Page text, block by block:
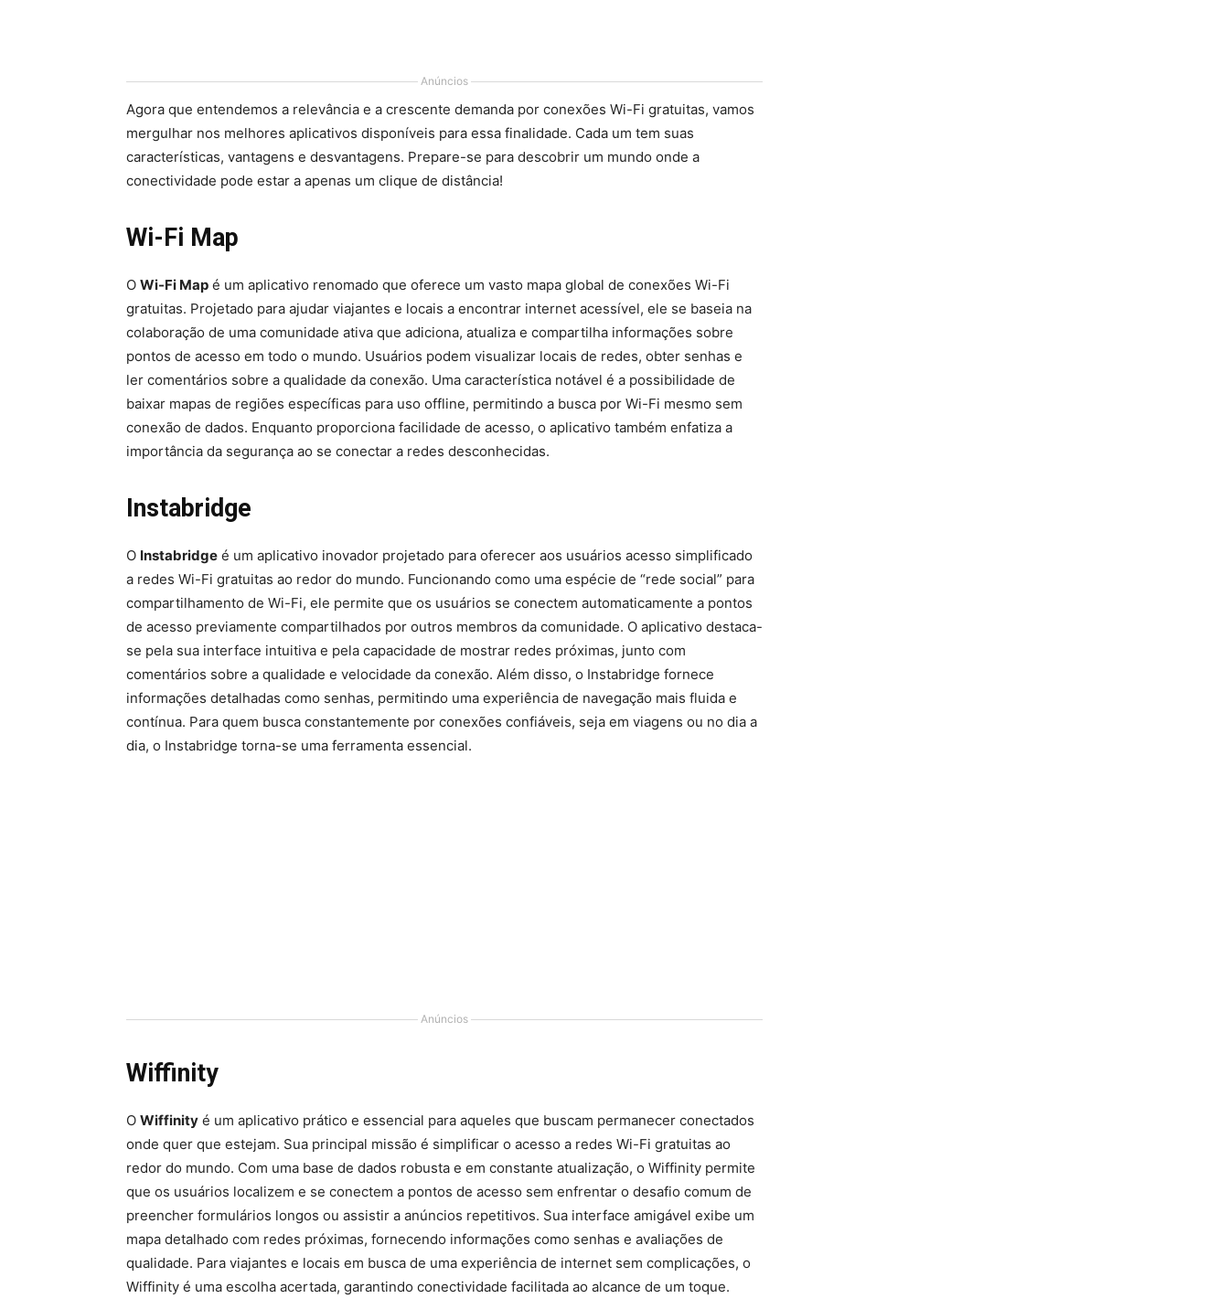
Anúncios
Agora que entendemos a relevância e a crescente demanda por conexões Wi-Fi gratuitas, vamos
mergulhar nos melhores aplicativos disponíveis para essa finalidade. Cada um tem suas
características, vantagens e desvantagens. Prepare-se para descobrir um mundo onde a
conectividade pode estar a apenas um clique de distância!
Wi-Fi Map
O Wi-Fi Map é um aplicativo renomado que oferece um vasto mapa global de conexões Wi-Fi
gratuitas. Projetado para ajudar viajantes e locais a encontrar internet acessível, ele se baseia na
colaboração de uma comunidade ativa que adiciona, atualiza e compartilha informações sobre
pontos de acesso em todo o mundo. Usuários podem visualizar locais de redes, obter senhas e
ler comentários sobre a qualidade da conexão. Uma característica notável é a possibilidade de
baixar mapas de regiões específicas para uso offline, permitindo a busca por Wi-Fi mesmo sem
conexão de dados. Enquanto proporciona facilidade de acesso, o aplicativo também enfatiza a
importância da segurança ao se conectar a redes desconhecidas.
Instabridge
O Instabridge é um aplicativo inovador projetado para oferecer aos usuários acesso simplificado
a redes Wi-Fi gratuitas ao redor do mundo. Funcionando como uma espécie de “rede social” para
compartilhamento de Wi-Fi, ele permite que os usuários se conectem automaticamente a pontos
de acesso previamente compartilhados por outros membros da comunidade. O aplicativo destaca-
se pela sua interface intuitiva e pela capacidade de mostrar redes próximas, junto com
comentários sobre a qualidade e velocidade da conexão. Além disso, o Instabridge fornece
informações detalhadas como senhas, permitindo uma experiência de navegação mais fluida e
contínua. Para quem busca constantemente por conexões confiáveis, seja em viagens ou no dia a
dia, o Instabridge torna-se uma ferramenta essencial.
Anúncios
Wiffinity
O Wiffinity é um aplicativo prático e essencial para aqueles que buscam permanecer conectados
onde quer que estejam. Sua principal missão é simplificar o acesso a redes Wi-Fi gratuitas ao
redor do mundo. Com uma base de dados robusta e em constante atualização, o Wiffinity permite
que os usuários localizem e se conectem a pontos de acesso sem enfrentar o desafio comum de
preencher formulários longos ou assistir a anúncios repetitivos. Sua interface amigável exibe um
mapa detalhado com redes próximas, fornecendo informações como senhas e avaliações de
qualidade. Para viajantes e locais em busca de uma experiência de internet sem complicações, o
Wiffinity é uma escolha acertada, garantindo conectividade facilitada ao alcance de um toque.